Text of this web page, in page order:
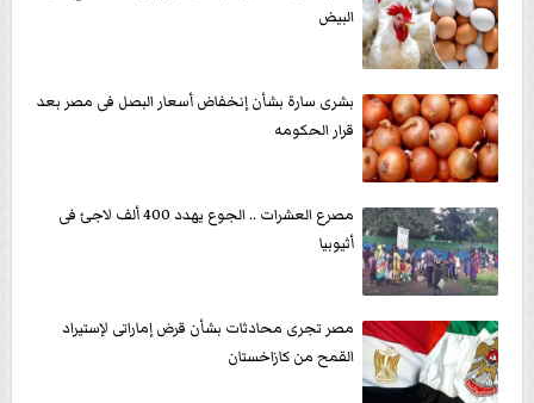
البيض
بشرى سارة بشأن إنخفاض أسعار البصل فى مصر بعد
قرار الحكومه
مصرع العشرات .. الجوع يهدد 400 ألف لاجئ فى
أثيوبيا
مصر تجرى محادثات بشأن قرض إماراتى لإستيراد
القمح من كازاخستان